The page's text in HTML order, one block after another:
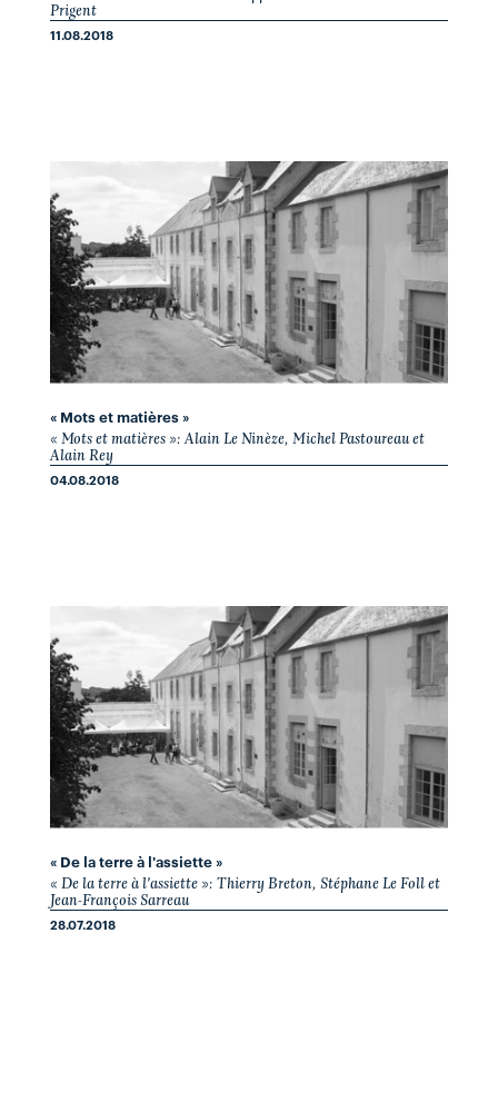
Prigent
11.08.2018
« Mots et matières »
« Mots et matières »: Alain Le Ninèze, Michel Pastoureau et
Alain Rey
04.08.2018
« De la terre à l'assiette »
« De la terre à l'assiette »: Thierry Breton, Stéphane Le Foll et
Jean-François Sarreau
28.07.2018